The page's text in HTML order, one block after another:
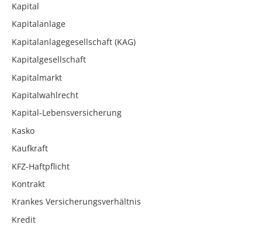
Kapital
Kapitalanlage
Kapitalanlagegesellschaft (KAG)
Kapitalgesellschaft
Kapitalmarkt
Kapitalwahlrecht
Kapital-Lebensversicherung
Kasko
Kaufkraft
KFZ-Haftpflicht
Kontrakt
Krankes Versicherungsverhältnis
Kredit